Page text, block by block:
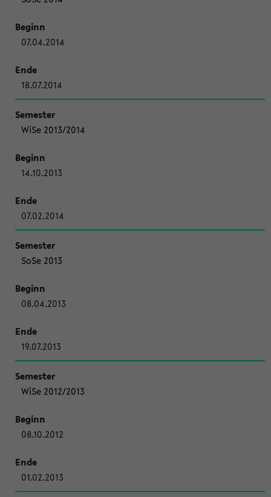
07.04.2014
18.07.2014
WiSe 2013/2014
14.10.2013
07.02.2014
SoSe 2013
08.04.2013
19.07.2013
WiSe 2012/2013
08.10.2012
01.02.2013